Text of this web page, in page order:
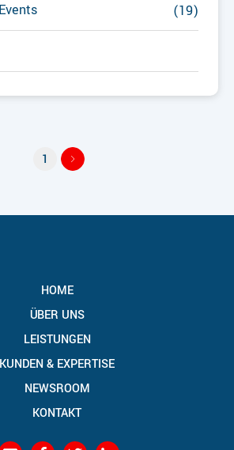
(19)
1
HOME
ÜBER UNS
LEISTUNGEN
KUNDEN & EXPERTISE
NEWSROOM
KONTAKT